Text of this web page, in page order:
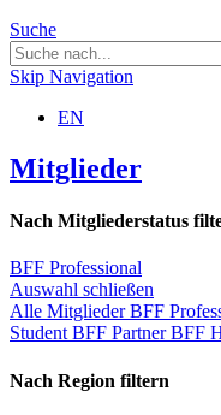
Suche
Skip Navigation
EN
Mitglieder
Nach Mitgliederstatus
BFF Professional
Auswahl schließen
Alle MitgliederBFF
Student BFF PartnerBFF
Nach Region filtern